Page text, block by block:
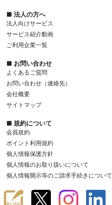
■ 法人の方へ
法人向けサービス
サービス紹介動画
ご利用企業一覧
■ お問い合わせ
よくあるご質問
お問い合わせ（連絡先）
会社概要
サイトマップ
■ 規約について
会員規約
ポイント利用規約
個人情報保護方針
個人情報のお取り扱いについて
個人情報開示等のご請求手続きについて